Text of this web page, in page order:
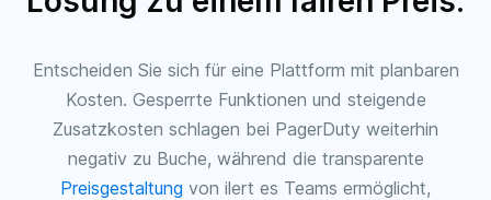
Entscheiden Sie sich für eine Plattform mit planbaren
Kosten. Gesperrte Funktionen und steigende
Zusatzkosten schlagen bei PagerDuty weiterhin
negativ zu Buche, während die transparente
Preisgestaltung von ilert es Teams ermöglicht,